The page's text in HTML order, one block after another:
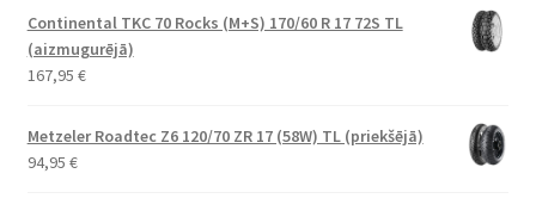
Continental TKC 70 Rocks (M+S) 170/60 R 17 72S TL
(aizmugurējā)
167,95 €
Metzeler Roadtec Z6 120/70 ZR 17 (58W) TL (priekšējā)
94,95 €